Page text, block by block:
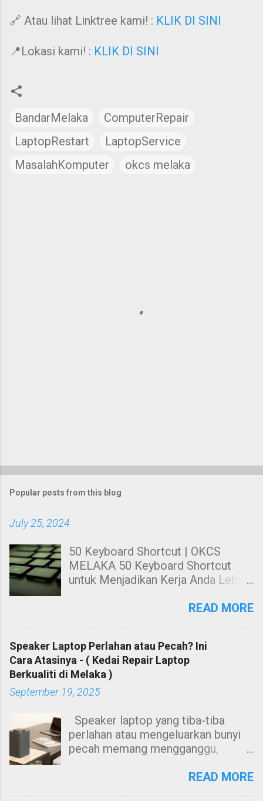
🔗 Atau lihat Linktree kami! : KLIK DI SINI
📍Lokasi kami! : KLIK DI SINI
BandarMelaka
ComputerRepair
LaptopRestart
LaptopService
MasalahKomputer
okcs melaka
Popular posts from this blog
July 25, 2024
50 Keyboard Shortcut | OKCS
MELAKA 50 Keyboard Shortcut
untuk Menjadikan Kerja Anda Lebih
kepada anda tentang Keyboard
Menjadikan Kerja Anda Lebih Cekap
Membuat kerja dengan
menggunakan mouse sahaja sangat
leceh dan berasa kurang cekap
software. Contohnya, anda perlu
tekan butang kiri mouse untuk
menyalin teks, ataupun anda perlu
menekan butang-butang seperti
READ MORE
Speaker Laptop Perlahan atau Pecah? Ini
Cara Atasinya - ( Kedai Repair Laptop
Berkualiti di Melaka )
September 19, 2025
Speaker laptop yang tiba-tiba
perlahan atau mengeluarkan bunyi
pecah memang mengganggu,
atau menghadiri mesyuarat dalam
READ MORE